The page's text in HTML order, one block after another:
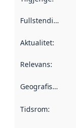
Fullstendigheit
Aktualitet:
Relevans:
Geografisk område
Tidsrom: